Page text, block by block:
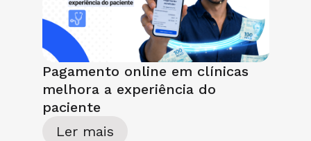
Pagamento online em clínicas
melhora a experiência do
paciente
Ler mais